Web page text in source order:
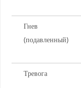
Гнев
(подавленный)
Тревога